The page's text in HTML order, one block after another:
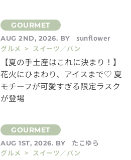
AUG 2ND, 2026. BY
sunflower
グルメ > スイーツ／パン
【夏の手土産はこれに決まり！】
花火にひまわり、アイスまで♡ 夏
モチーフが可愛すぎる限定ラスク
が登場
AUG 1ST, 2026. BY
たこゆら
グルメ > スイーツ／パン